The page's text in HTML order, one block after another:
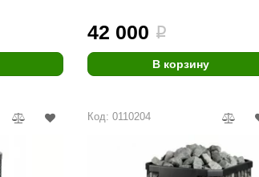
Варвара
EDMUNDAS
42 000 i
В корзину
Код: 0110204